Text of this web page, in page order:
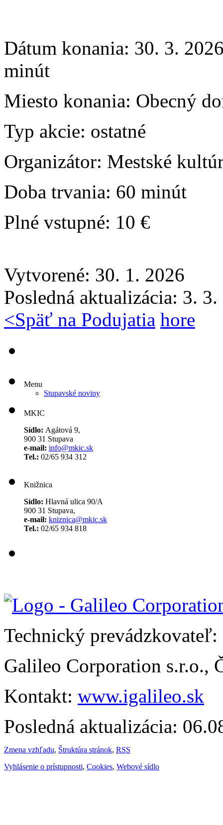
Dátum konania: 30. 3.
minút
Miesto konania: Obecný
Typ akcie: ostatné
Organizátor: Mestské
Doba trvania: 60 minút
Plné vstupné: 10 €
Vytvorené: 30. 1. 2026
Posledná aktualizácia: 3.
<Späť na Podujatia hore
Menu
Stupavské noviny
MKIC
Sídlo: Agátová 9,
900 31 Stupava
e-mail: info@mkic.sk
Tel.: 02/65 934 312
Knižnica
Sídlo: Hlavná ulica 90/A
900 31 Stupava,
e-mail: kniznica@mkic.sk
Tel.: 02/65 934 818
Technický prevádzkovateľ:
Galileo Corporation s.r.o.,
Kontakt: www.igalileo.sk
Posledná aktualizácia:
Zmena vzhľadu, Štruktúra stránok, RSS
Vyhlásenie o prístupnosti, Cookies, Webové sídlo